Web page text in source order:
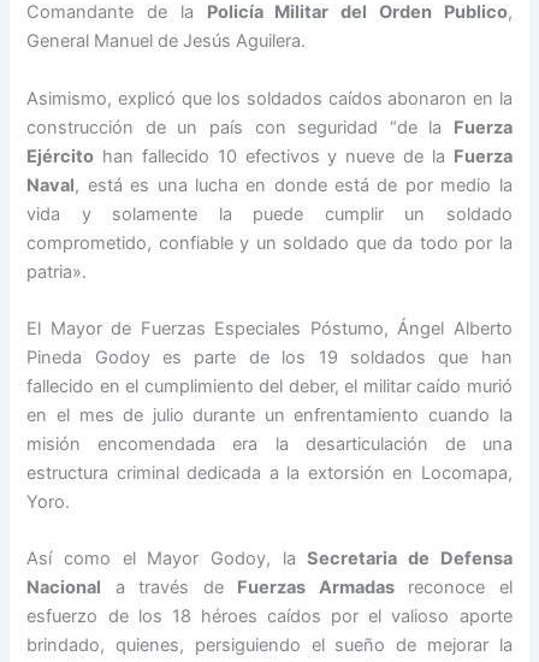
Comandante de la Policía Militar del Orden Publico,
General Manuel de Jesús Aguilera.
Asimismo, explicó que los soldados caídos abonaron en la
construcción de un país con seguridad “de la Fuerza
Ejército han fallecido 10 efectivos y nueve de la Fuerza
Naval, está es una lucha en donde está de por medio la
vida y solamente la puede cumplir un soldado
comprometido, confiable y un soldado que da todo por la
patria».
El Mayor de Fuerzas Especiales Póstumo, Ángel Alberto
Pineda Godoy es parte de los 19 soldados que han
fallecido en el cumplimiento del deber, el militar caído murió
en el mes de julio durante un enfrentamiento cuando la
misión encomendada era la desarticulación de una
estructura criminal dedicada a la extorsión en Locomapa,
Yoro.
Así como el Mayor Godoy, laSecretaria de Defensa
Nacional a través de Fuerzas Armadasreconoce el
esfuerzo de los 18 héroes caídos por el valioso aporte
brindado, quienes, persiguiendo el sueño de mejorar la